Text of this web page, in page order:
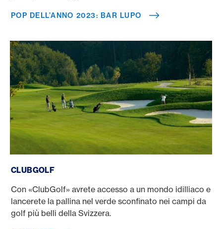
POP DELL’ANNO 2023: BAR LUPO
CLUBGOLF
Con «ClubGolf» avrete accesso a un mondo idilliaco e
lancerete la pallina nel verde sconfinato nei campi da
golf più belli della Svizzera.